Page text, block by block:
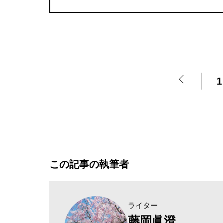
1
この記事の執筆者
ライター